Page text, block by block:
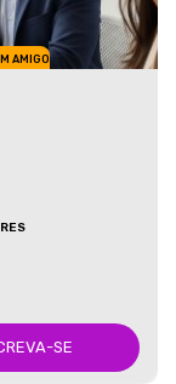
AMIGO
SE